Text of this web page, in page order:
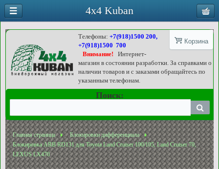
Корзина
Телефоны:+7(918)1500 200,
+7(918)1500 700
Внимание!
Интернет-
магазин в состоянии разработки. За справками о
наличии товаров и с заказами обращайтесь по
указанным телефонам.
Поиск:
Главная страница
Блокировки дифференциала
Блокировка ARB RD131 для Toyota Land Cruiser 100/105, Land Cruiser 70,
LEXUS LX470
4x4 Kuban